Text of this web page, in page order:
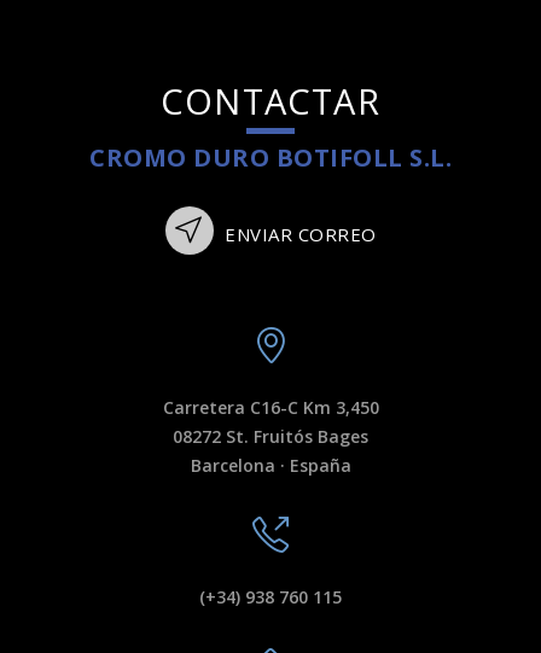
CONTACTAR
CROMO DURO BOTIFOLL S.L.
ENVIAR CORREO
Carretera C16-C Km 3,450
08272 St. Fruitós Bages
Barcelona · España
(+34) 938 760 115